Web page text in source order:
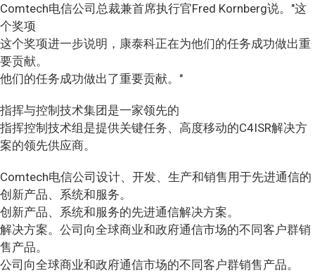
Comtech电信公司总裁兼首席执行官Fred Kornberg说。"这
个奖项
这个奖项进一步说明，康泰科正在为他们的任务成功做出重
要贡献。
他们的任务成功做出了重要贡献。"
指挥与控制技术集团是一家领先的
指挥控制技术组是提供关键任务、高度移动的C4ISR解决方
案的领先供应商。
Comtech电信公司设计、开发、生产和销售用于先进通信的
创新产品、系统和服务。
创新产品、系统和服务的先进通信解决方案。
解决方案。公司向全球商业和政府通信市场的不同客户群销
售产品。
公司向全球商业和政府通信市场的不同客户群销售产品。